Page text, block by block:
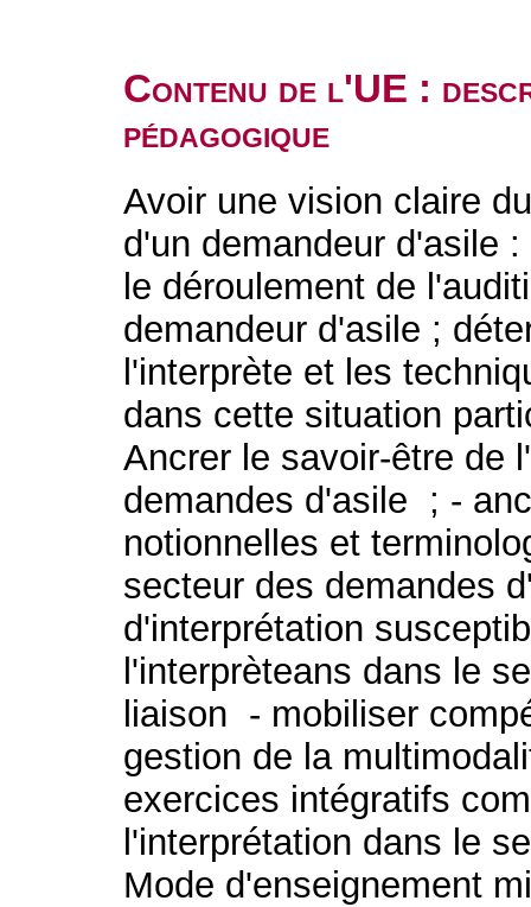
Contenu de l'UE :
pédagogique
Avoir une vision claire
d'un demandeur d'asile
le déroulement de
demandeur d'asile ;
l'interprète et les
dans cette situation
Ancrer le savoir-être de
demandes d'asile ; -
notionnelles et
secteur des demandes
d'interprétation
l'interprèteans dans le
liaison - mobiliser
gestion de la
exercices intégratifs
l'interprétation dans le
Mode d'enseignement